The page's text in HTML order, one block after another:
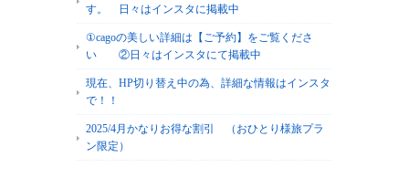
す。 日々はインスタに掲載中
①cagoの美しい詳細は【ご予約】をご覧くださ
い ②日々はインスタにて掲載中
現在、HP切り替え中の為、詳細な情報はインスタ
で！！
2025/4月かなりお得な割引 （おひとり様旅プラ
ン限定）